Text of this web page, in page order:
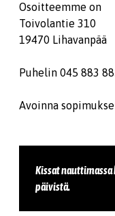
Osoitteemme on
Toivolantie 310
19470 Lihavanpää
Puhelin 045 883
Avoinna
Kissat
päivistä.